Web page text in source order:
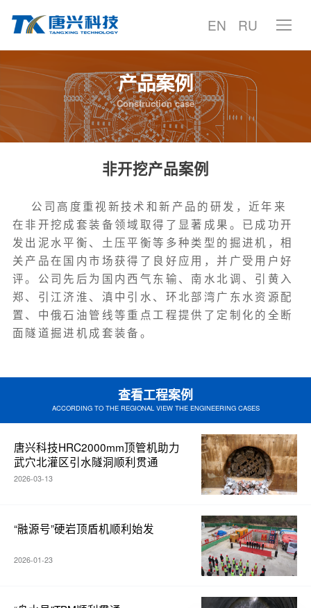
EN RU
产品中心
技术中心
服务支持
聚焦唐兴
关于唐兴
产品案例
Construction case
非开挖产品案例
公司高度重视新技术和新产品的研发，近年来
在非开挖成套装备领域取得了显著成果。已成功开
发出泥水平衡、土压平衡等多种类型的掘进机，相
关产品在国内市场获得了良好应用，并广受用户好
评。公司先后为国内西气东输、南水北调、引黄入
郑、引江济淮、滇中引水、环北部湾广东水资源配
置、中俄石油管线等重点工程提供了定制化的全断
面隧道掘进机成套装备。
查看工程案例
ACCORDING TO THE REGIONAL VIEW THE ENGINEERING CASES
唐兴科技HRC2000mm顶管机助力
武穴北灌区引水隧洞顺利贯通
2026-03-13
“融源号”硬岩顶盾机顺利始发
2026-01-23